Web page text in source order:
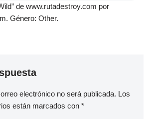
de www.rutadestroy.com por
Género: Other.
electrónico no será publicada. Los
están marcados con *